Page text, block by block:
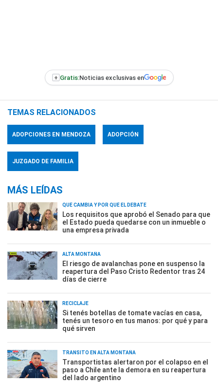
+ Gratis:Noticias exclusivas en
TEMAS RELACIONADOS
ADOPCIONES EN MENDOZA ADOPCIÓN
JUZGADO DE FAMILIA
MÁS LEÍDAS
QUÉ CAMBIA Y POR QUÉ EL DEBATE
Los requisitos que aprobó el Senado para que
el Estado pueda quedarse con un inmueble o
una empresa privada
ALTA MONTAÑA
El riesgo de avalanchas pone en suspenso la
reapertura del Paso Cristo Redentor tras 24
días de cierre
RECICLAJE
Si tenés botellas de tomate vacías en casa,
tenés un tesoro en tus manos: por qué y para
qué sirven
TRÁNSITO EN ALTA MONTAÑA
Transportistas alertaron por el colapso en el
paso a Chile ante la demora en su reapertura
del lado argentino